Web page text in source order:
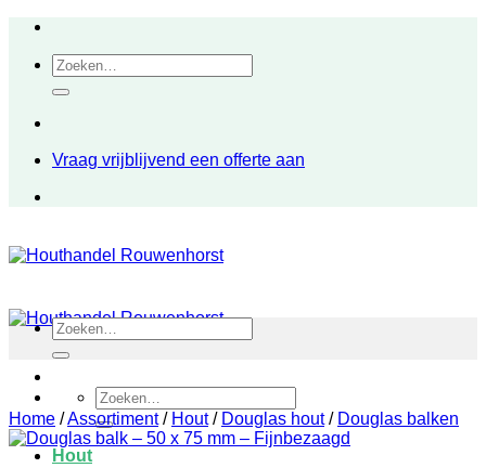
inhoudZoeken
naar:
Vraag vrijblijvend een offerte aan
Zoeken
naar:
Hout
Zoeken
naar:
Home /Assortiment / Hout / Douglas hout / Douglas balken